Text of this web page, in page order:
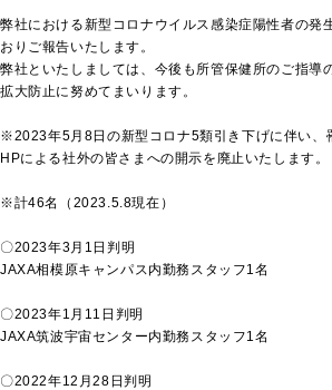
宇宙を広げる
地域とつくる
宇宙を楽しむ
イベント支援・会議支援
宇宙教育
SDGs
弊社における新型コロナウイルス感染症陽性者の発
おりご報告いたします。
弊社といたしましては、今後も所管保健所のご指導
拡大防止に努めてまいります。
※2023年5月8日の新型コロナ5類引き下げに伴い、
HPによる社外の皆さまへの開示を廃止いたします。
※計46名（2023.5.8現在）
〇2023年3月1日判明
JAXA相模原キャンパス内勤務スタッフ1名
〇2023年1月11日判明
JAXA筑波宇宙センター内勤務スタッフ1名
〇2022年12月28日判明